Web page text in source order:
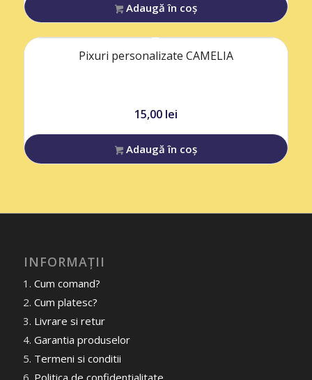
Adaugă în coș
Pixuri personalizate CAMELIA
15,00 lei
Adaugă în coș
INFORMAȚII
Cum comand?
Cum platesc?
Livrare si retur
Garantia produselor
Termeni si conditii